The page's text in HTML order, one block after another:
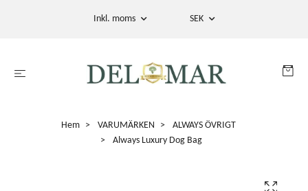
Inkl. moms SEK
Hem VARUMÄRKEN
ALWAYS ÖVRIGT
Always Luxury Dog Bag